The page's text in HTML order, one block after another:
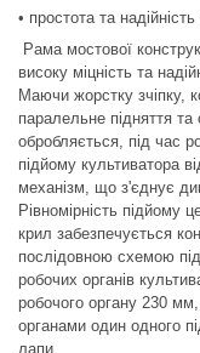
• простота та
Рама мостової
високу міцність та
Маючи жорстку зчіпку,
паралельне підняття та
обробляється, під час
підйому культиватора
механізм, що з'єднує
Рівномірність підйому
крил забезпечується
послідовною схемою
робочих органів
робочого органу 230
органами один одного
лапи.